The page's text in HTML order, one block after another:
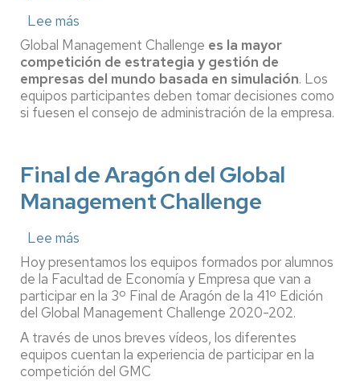
Lee más
qué
debes
apuntarte
a
Global
Global Management Challenge es la mayor
competición de estrategia y gestión de
empresas del mundo basada en simulación. Los
equipos participantes deben tomar decisiones como
si fuesen el consejo de administración de la empresa.
Final de Aragón del Global
Management Challenge
Lee más
Final
de
Aragón
del
Global
Management
Challenge
Hoy presentamos los equipos formados por alumnos
de la Facultad de Economía y Empresa que van a
participar en la 3º Final de Aragón de la 41º Edición
del Global Management Challenge 2020-202.
A través de unos breves vídeos, los diferentes
equipos cuentan la experiencia de participar en la
competición del GMC